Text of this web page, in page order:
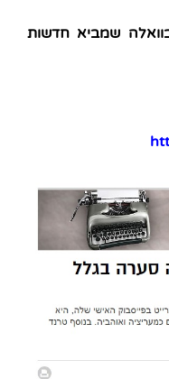
שמביא חדשות